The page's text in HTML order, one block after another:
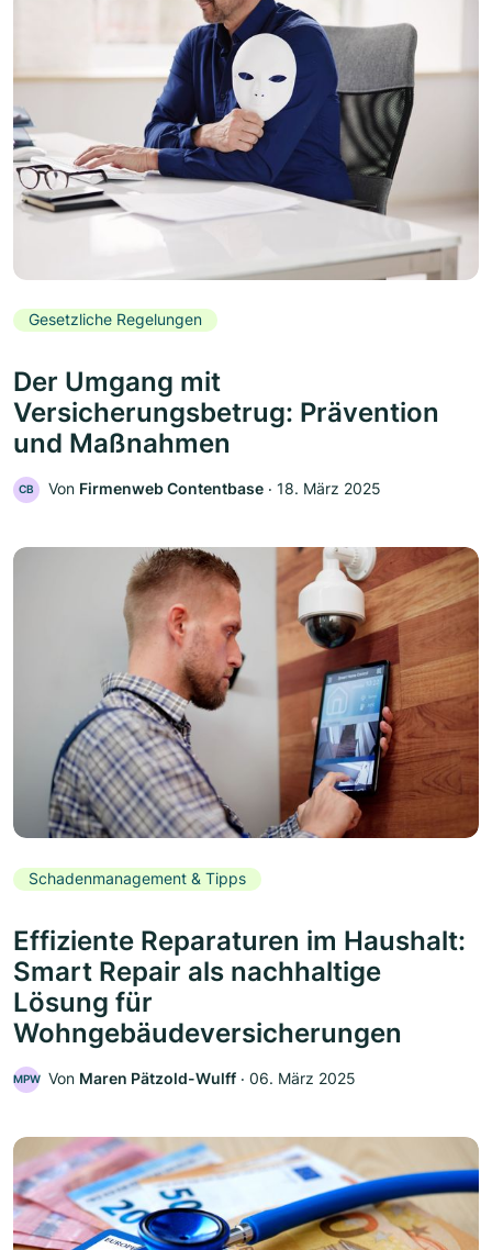
Gesetzliche Regelungen
Der Umgang mit
Versicherungsbetrug: Prävention
und Maßnahmen
CB Von Firmenweb Contentbase ‧ 18. März 2025
Schadenmanagement & Tipps
Effiziente Reparaturen im Haushalt:
Smart Repair als nachhaltige
Lösung für
Wohngebäudeversicherungen
MPW Von Maren Pätzold-Wulff ‧ 06. März 2025